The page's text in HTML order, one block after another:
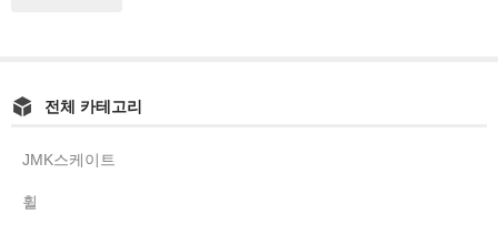
전체 카테고리
JMK스케이트
휠